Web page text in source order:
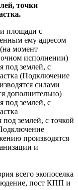
точки
площади с
ему адресом
момент
исполнении)
под землей, с
(Подключение
силами
дополнительно)
под землей, с
землей, с точкой
производятся
и
всего экопоселка
пост КПП и